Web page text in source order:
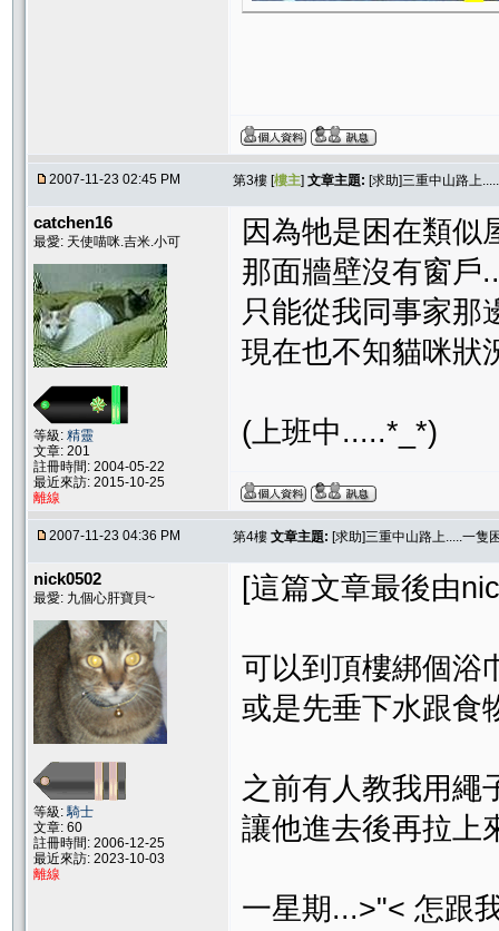
2007-11-23 02:45 PM 第3樓 [樓主] 文章主題: [求助]三重中山路上
catchen16
最愛: 天使喵咪.吉米.小可
等級: 精靈
文章: 201
註冊時間: 2004-05-22
最近來訪: 2015-10-25
離線
因為牠是困在類似
那面牆壁沒有窗戶
只能從我同事家那
現在也不知貓咪狀
(上班中.....*_*)
2007-11-23 04:36 PM 第4樓 文章主題: [求助]三重中山路上.....一隻
nick0502
最愛: 九個心肝寶貝~
等級:騎士
文章: 60
註冊時間: 2006-12-25
最近來訪: 2023-10-03
離線
[這篇文章最後由
可以到頂樓綁個浴
或是先垂下水跟食
之前有人教我用繩
讓他進去後再拉上
一星期...>"< 怎跟